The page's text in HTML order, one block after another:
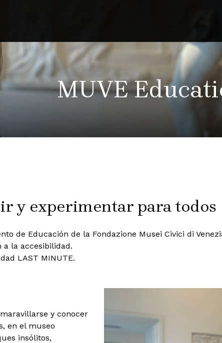
MUVE
y experimentar para todos
de Educación de la Fondazione Musei Civici di
a la accesibilidad.
LAST MINUTE.
y conocer
en el museo
insólitos,